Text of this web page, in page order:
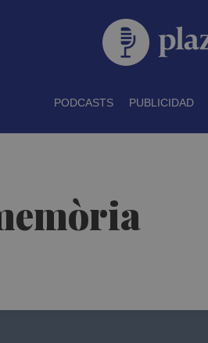
PODCASTS PUBLICIDAD